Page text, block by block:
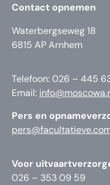
Contact opnemen
Waterbergseweg 18
6815 AP Arnhem
Telefoon: 026 – 445
Email:
Pers en
Voor
026 – 353 09 59